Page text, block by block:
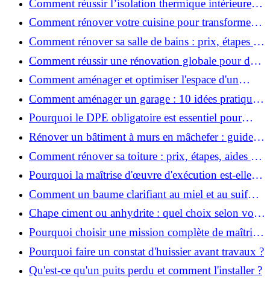
Comment réussir l’isolation thermique intérieure
pour une maison économe en énergie ?
Comment rénover votre cuisine pour transformer
votre espace de vie ?
Comment rénover sa salle de bains : prix, étapes et
astuces ?
Comment réussir une rénovation globale pour des
économies et un confort durables?
Comment aménager et optimiser l'espace d'un
studio : 10 astuces pratiques ?
Comment aménager un garage : 10 idées pratiques
et efficaces ?
Pourquoi le DPE obligatoire est essentiel pour
vendre ou louer un bien ?
Rénover un bâtiment à murs en mâchefer : guide
pratique et solutions
Comment rénover sa toiture : prix, étapes, aides et
réglementation ?
Pourquoi la maîtrise d'œuvre d'exécution est-elle
indispensable pour vos chantiers ?
Comment un baume clarifiant au miel et au suif
peut-il purifier la peau ?
Chape ciment ou anhydrite : quel choix selon votre
projet ?
Pourquoi choisir une mission complète de maîtrise
d’œuvre pour réussir vos projets?
Pourquoi faire un constat d'huissier avant travaux ?
Qu'est-ce qu'un puits perdu et comment l'installer ?